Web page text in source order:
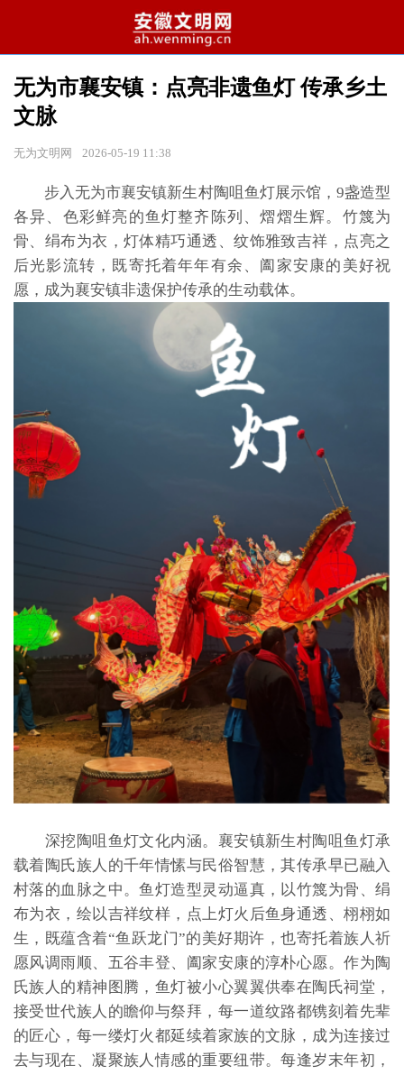
无为市襄安镇：点亮非遗鱼灯 传承乡土
文脉
无为文明网 2026-05-19 11:38
步入无为市襄安镇新生村陶咀鱼灯展示馆，9盏造型
各异、色彩鲜亮的鱼灯整齐陈列、熠熠生辉。竹篾为
骨、绢布为衣，灯体精巧通透、纹饰雅致吉祥，点亮之
后光影流转，既寄托着年年有余、阖家安康的美好祝
愿，成为襄安镇非遗保护传承的生动载体。
深挖陶咀鱼灯文化内涵。襄安镇新生村陶咀鱼灯承
载着陶氏族人的千年情愫与民俗智慧，其传承早已融入
村落的血脉之中。鱼灯造型灵动逼真，以竹篾为骨、绢
布为衣，绘以吉祥纹样，点上灯火后鱼身通透、栩栩如
生，既蕴含着“鱼跃龙门”的美好期许，也寄托着族人祈
愿风调雨顺、五谷丰登、阖家安康的淳朴心愿。作为陶
氏族人的精神图腾，鱼灯被小心翼翼供奉在陶氏祠堂，
接受世代族人的瞻仰与祭拜，每一道纹路都镌刻着先辈
的匠心，每一缕灯火都延续着家族的文脉，成为连接过
去与现在、凝聚族人情感的重要纽带。每逢岁末年初，